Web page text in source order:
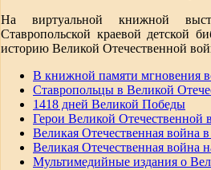
На виртуальной книжной
Ставропольской краевой детской
историю Великой Отечественной
В книжной памяти мгновения
Ставропольцы в Великой
1418 дней Великой Победы
Герои Великой Отечественной
Великая Отечественная война в
Великая Отечественная война
Мультимедийные издания о